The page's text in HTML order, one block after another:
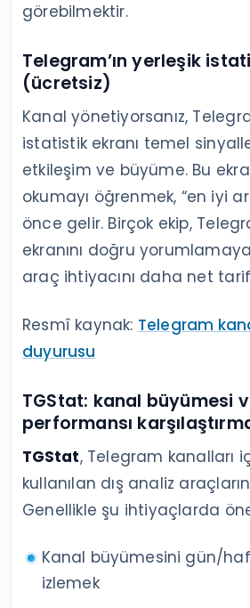
görebilmektir.
Telegram’ın yerleşik
(ücretsiz)
Kanal yönetiyorsanız,
istatistik ekranı temel
etkileşim ve büyüme. Bu
okumayı öğrenmek, “en iyi
önce gelir. Birçok ekip,
ekranını doğru
araç ihtiyacını daha net
Resmî kaynak: Telegram
duyurusu
TGStat: kanal büyümesi
performansı
TGStat, Telegram kanalları
kullanılan dış analiz
Genellikle şu ihtiyaçlarda
Kanal büyümesini gün/
izlemek